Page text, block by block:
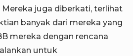
Mereka juga diberkati, terlihat
banyak dari mereka yang
mereka dengan rencana
untuk